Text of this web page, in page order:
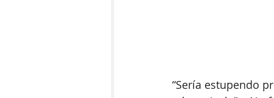
“Sería estupendo